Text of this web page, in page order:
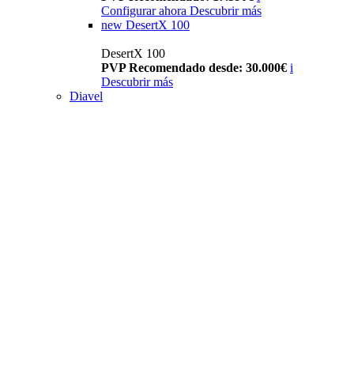
Configurar ahora Descubrir más
new DesertX 100
DesertX 100
PVP Recomendado desde: 30.000€ i
Descubrir más
Diavel